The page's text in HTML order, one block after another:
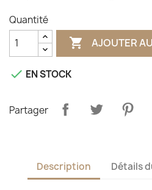
Quantité
 AJOUTER
 EN STOCK
Partager
Description Détails